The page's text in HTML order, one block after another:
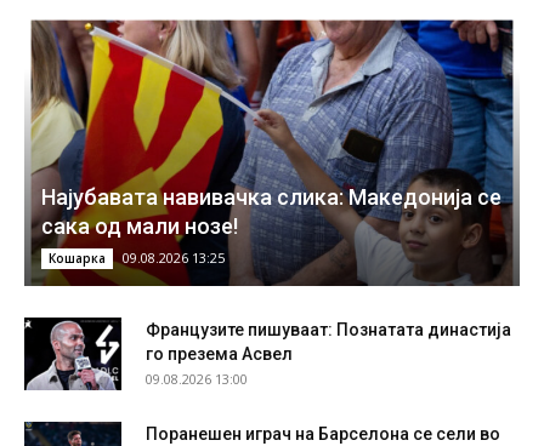
Најубавата навивачка слика: Македонија се
сака од мали нозе!
Кошарка 09.08.2026 13:25
Французите пишуваат: Познатата династија
го презема Асвел
09.08.2026 13:00
Поранешен играч на Барселона се сели во